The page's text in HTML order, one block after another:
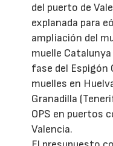
del puerto de
explanada para
ampliación del
muelle
fase del Espigón
muelles en
Granadilla
OPS en puertos
Valencia.